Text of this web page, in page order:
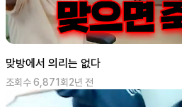
맞방에서 의리는 없다
조회수6,871회 2년 전